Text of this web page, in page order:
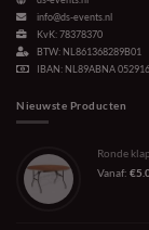
info@ds-events.nl
KvK: 78378370
BTW: NL861368289B01
IBAN: NL89ABNA
Nieuwste Producten
Ronde
Vanaf: €